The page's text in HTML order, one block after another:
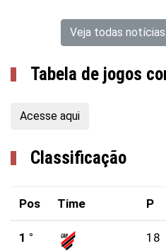
Veja todas
Tabela de jogos
Acesse aqui
Classificação
Pos Time P
1 °
18